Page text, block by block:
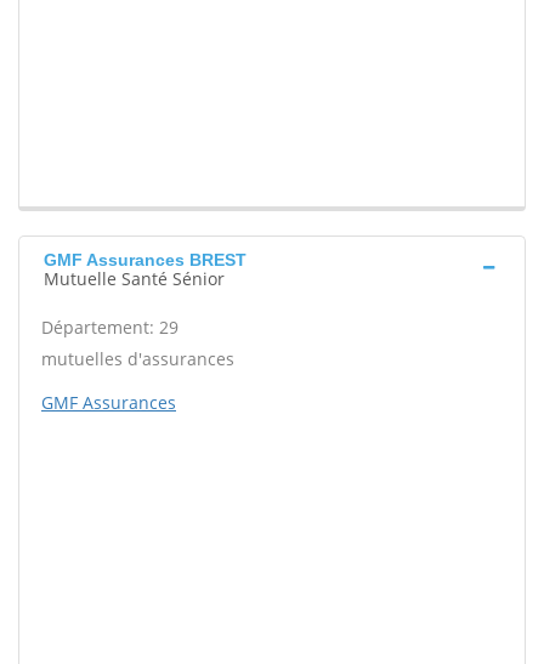
GMF Assurances BREST
Mutuelle Santé Sénior
Département: 29
mutuelles d'assurances
GMF Assurances